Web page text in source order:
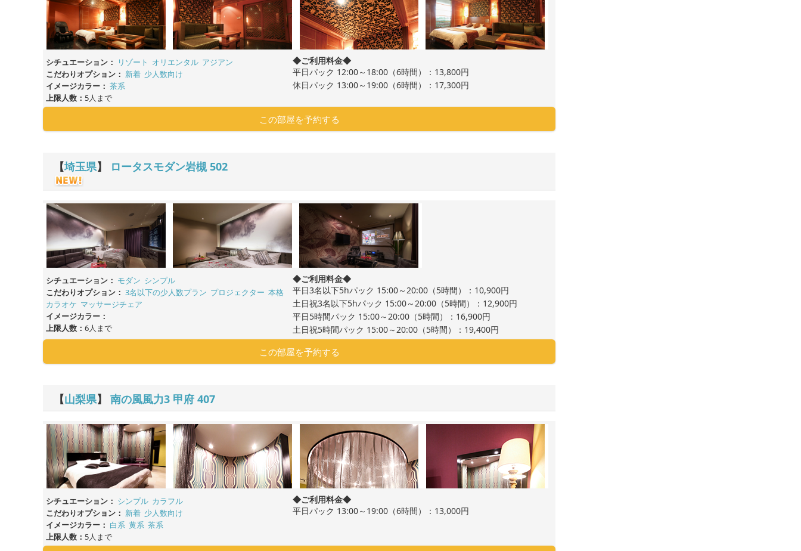
シチュエーション： リゾート オリエンタル アジアン
こだわりオプション： 新着 少人数向け
イメージカラー： 茶系
上限人数： 5人まで
◆ご利用料金◆
平日パック 12:00～18:00（6時間）：13,800円
休日パック 13:00～19:00（6時間）：17,300円
この部屋を予約する
【埼玉県】 ロータスモダン岩槻 502
シチュエーション： モダン シンプル
こだわりオプション： 3名以下の少人数プラン プロジェクター 本格
カラオケ マッサージチェア
イメージカラー：
上限人数： 6人まで
◆ご利用料金◆
平日3名以下5hパック 15:00～20:00（5時間）：10,900円
土日祝3名以下5hパック 15:00～20:00（5時間）：12,900円
平日5時間パック 15:00～20:00（5時間）：16,900円
土日祝5時間パック 15:00～20:00（5時間）：19,400円
この部屋を予約する
【山梨県】 南の風風力3 甲府 407
シチュエーション： シンプル カラフル
こだわりオプション： 新着 少人数向け
イメージカラー： 白系 黄系 茶系
上限人数： 5人まで
◆ご利用料金◆
平日パック 13:00～19:00（6時間）：13,000円